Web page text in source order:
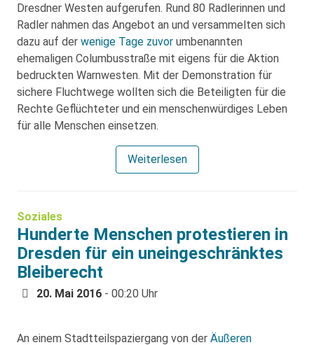
Dresdner Westen aufgerufen. Rund 80 Radlerinnen und
Radler nahmen das Angebot an und versammelten sich
dazu auf der wenige Tage zuvor umbenannten
ehemaligen Columbusstraße mit eigens für die Aktion
bedruckten Warnwesten. Mit der Demonstration für
sichere Fluchtwege wollten sich die Beteiligten für die
Rechte Geflüchteter und ein menschenwürdiges Leben
für alle Menschen einsetzen.
Weiterlesen
Soziales
Hunderte Menschen protestieren in
Dresden für ein uneingeschränktes
Bleiberecht
20. Mai 2016 - 00:20 Uhr
An einem Stadtteilspaziergang von der Äußeren